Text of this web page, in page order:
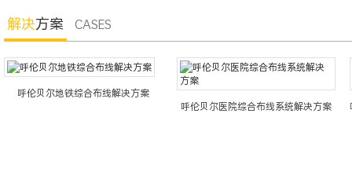
解决方案 CASES
呼伦贝尔地铁综合布线解决方案
呼伦贝尔医院综合布线系统解决方案